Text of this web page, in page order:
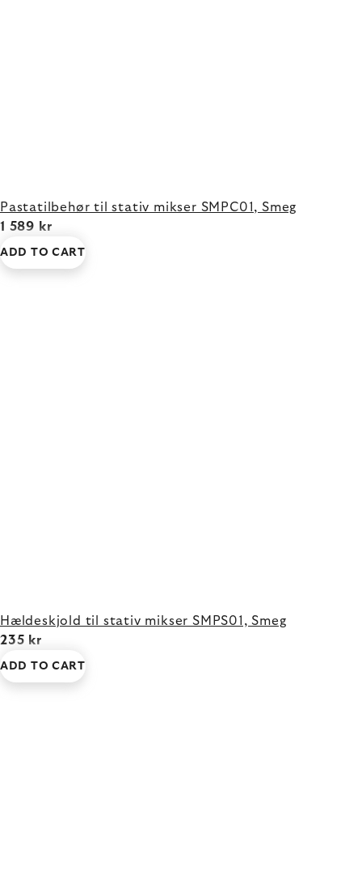
Pastatilbehør til stativ mikser SMPC01, Smeg
1 589 kr
ADD TO CART
Hældeskjold til stativ mikser SMPS01, Smeg
235 kr
ADD TO CART